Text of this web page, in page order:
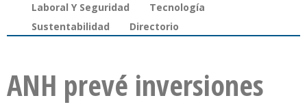
Laboral Y Seguridad
Tecnología
Sustentabilidad
Directorio
ANH prevé inversiones